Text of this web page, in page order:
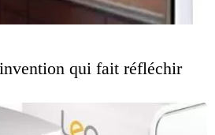
qui fait réfléchir